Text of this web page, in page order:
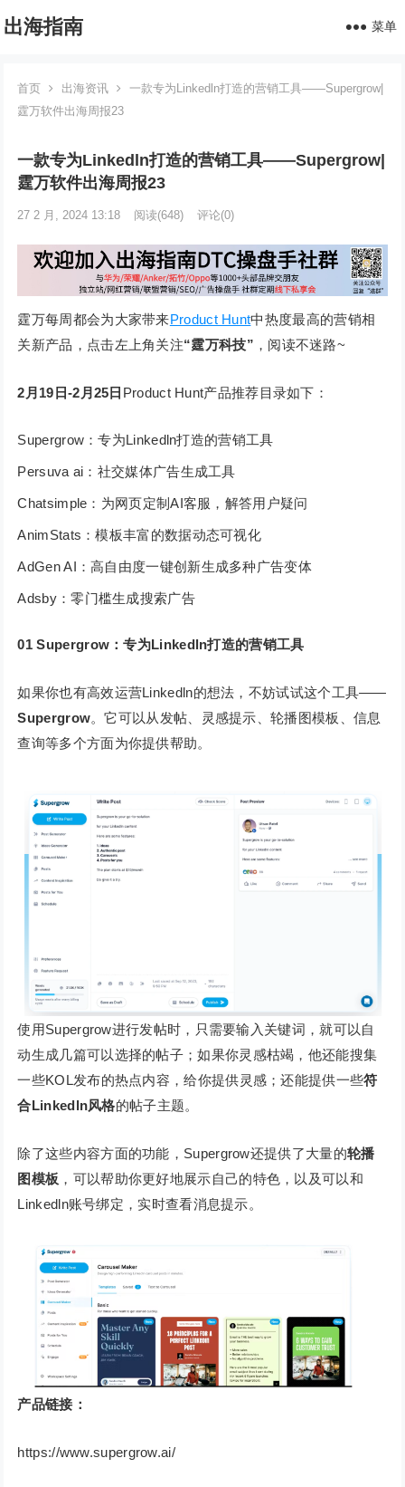
出海指南 菜单
首页 出海资讯
一款专为Linkedln打造的营销工具——Supergrow|
霆万软件出海周报23
一款专为Linkedln打造的营销工具——Supergrow|
霆万软件出海周报23
27 2 月, 2024 13:18 阅读(648) 评论(0)
霆万每周都会为大家带来Product Hunt中热度最高的营销相
关新产品，点击左上角关注“霆万科技” ，阅读不迷路~
2月19日-2月25日 Product Hunt产品推荐目录如下：
Supergrow：专为Linkedln打造的营销工具
Persuva ai：社交媒体广告生成工具
Chatsimple：为网页定制AI客服，解答用户疑问
AnimStats：模板丰富的数据动态可视化
AdGen AI：高自由度一键创新生成多种广告变体
Adsby：零门槛生成搜索广告
01 Supergrow：专为Linkedln打造的营销工具
如果你也有高效运营Linkedln的想法，不妨试试这个工具——
Supergrow。它可以从发帖、灵感提示、轮播图模板、信息
查询等多个方面为你提供帮助。
使用Supergrow进行发帖时，只需要输入关键词，就可以自
动生成几篇可以选择的帖子；如果你灵感枯竭，他还能搜集
一些KOL发布的热点内容，给你提供灵感；还能提供一些符
合Linkedln风格的帖子主题。
除了这些内容方面的功能，Supergrow还提供了大量的轮播
图模板 ，可以帮助你更好地展示自己的特色，以及可以和
Linkedln账号绑定，实时查看消息提示。
产品链接：
https://www.supergrow.ai/